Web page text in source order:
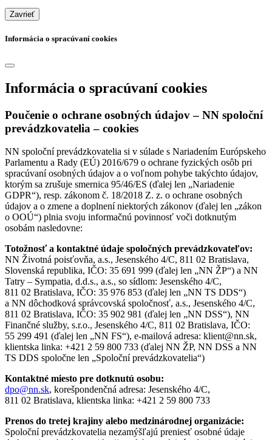
Zavrieť
Informácia o spracúvaní cookies
Informácia o spracúvaní cookies
Poučenie o ochrane osobných údajov – NN spoloční
prevádzkovatelia – cookies
NN spoloční prevádzkovatelia si v súlade s Nariadením Európskeho
Parlamentu a Rady (EÚ) 2016/679 o ochrane fyzických osôb pri
spracúvaní osobných údajov a o voľnom pohybe takýchto údajov,
ktorým sa zrušuje smernica 95/46/ES (ďalej len „Nariadenie
GDPR“), resp. zákonom č. 18/2018 Z. z. o ochrane osobných
údajov a o zmene a doplnení niektorých zákonov (ďalej len „zákon
o OOÚ“) plnia svoju informačnú povinnosť voči dotknutým
osobám nasledovne:
Totožnosť a kontaktné údaje spoločných prevádzkovateľov:
NN Životná poisťovňa, a.s., Jesenského 4/C, 811 02 Bratislava,
Slovenská republika, IČO: 35 691 999 (ďalej len „NN ŽP“) a NN
Tatry – Sympatia, d.d.s., a.s., so sídlom: Jesenského 4/C,
811 02 Bratislava, IČO: 35 976 853 (ďalej len „NN TS DDS“)
a NN dôchodková správcovská spoločnosť, a.s., Jesenského 4/C,
811 02 Bratislava, IČO: 35 902 981 (ďalej len „NN DSS“), NN
Finančné služby, s.r.o., Jesenského 4/C, 811 02 Bratislava, IČO:
55 299 491 (ďalej len „NN FS“), e-mailová adresa: klient@nn.sk,
klientska linka: +421 2 59 800 733 (ďalej NN ŽP, NN DSS a NN
TS DDS spoločne len „Spoloční prevádzkovatelia“)
Kontaktné miesto pre dotknutú osobu:
dpo@nn.sk, korešpondenčná adresa: Jesenského 4/C,
811 02 Bratislava, klientska linka: +421 2 59 800 733
Prenos do tretej krajiny alebo medzinárodnej organizácie:
Spoloční prevádzkovatelia nezamýšľajú preniesť osobné údaje